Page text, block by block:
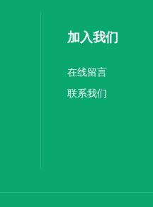
加入我们
在线留言
联系我们